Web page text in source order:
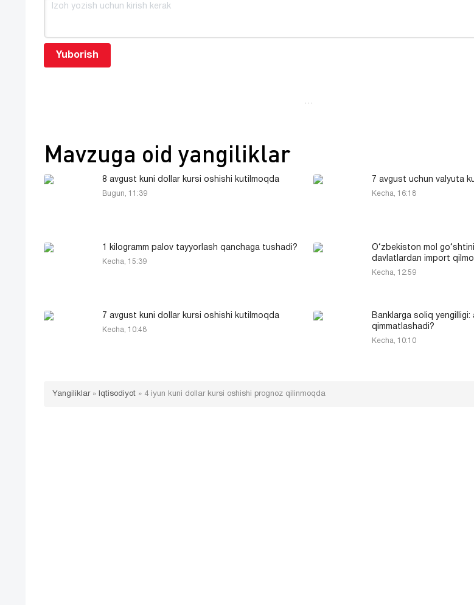
Yuborish
…
Mavzuga oid yangiliklar
8 avgust kuni dollar kursi oshishi kutilmoqda
Bugun, 11:39
7 avgust uchun valyuta
Kecha, 16:18
1 kilogramm palov tayyorlash qanchaga tushadi?
Kecha, 15:39
O‘zbekiston mol
davlatlardan import
Kecha, 12:59
7 avgust kuni dollar kursi oshishi kutilmoqda
Kecha, 10:48
Banklarga soliq yengilligi:
qimmatlashadi?
Kecha, 10:10
Yangiliklar» Iqtisodiyot » 4 iyun kuni dollar kursi oshishi prognoz qilinmoqda